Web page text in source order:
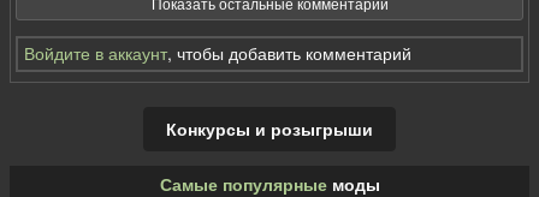
Войдите в аккаунт, чтобы добавить комментарий
Конкурсы и розыгрыши
Самые популярныемоды